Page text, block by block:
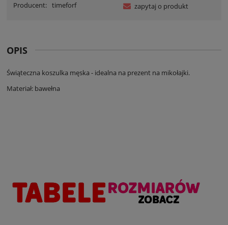
Producent: timeforf zapytaj o produkt
OPIS
Świąteczna koszulka męska - idealna na prezent na mikołajki.
Materiał: bawełna